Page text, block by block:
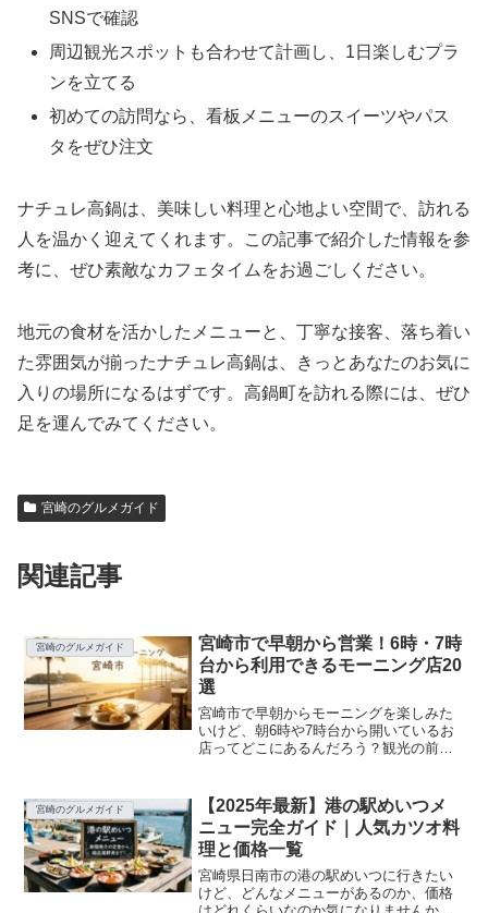
SNSで確認
周辺観光スポットも合わせて計画し、1日楽しむプラ
ンを立てる
初めての訪問なら、看板メニューのスイーツやパス
タをぜひ注文
ナチュレ高鍋は、美味しい料理と心地よい空間で、訪れる
人を温かく迎えてくれます。この記事で紹介した情報を参
考に、ぜひ素敵なカフェタイムをお過ごしください。
地元の食材を活かしたメニューと、丁寧な接客、落ち着い
た雰囲気が揃ったナチュレ高鍋は、きっとあなたのお気に
入りの場所になるはずです。高鍋町を訪れる際には、ぜひ
足を運んでみてください。
宮崎のグルメガイド
関連記事
宮崎のグルメガイド
宮崎市で早朝から営業！6時・7時
台から利用できるモーニング店20
選
宮崎市で早朝からモーニングを楽しみた
いけど、朝6時や7時台から開いているお
店ってどこにあるんだろう？観光の前に
風に思ったことはありませんか？この記
事では、宮崎市内で早朝...
宮崎のグルメガイド
【2025年最新】港の駅めいつメ
ニュー完全ガイド｜人気カツオ料
理と価格一覧
宮崎県日南市の港の駅めいつに行きたい
けど、どんなメニューがあるのか、価格